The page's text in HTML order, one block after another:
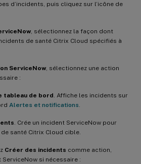
d’incidents, puis cliquez sur l’icône de
, sélectionnez la façon dont
de santé Citrix Cloud spécifiés à
ServiceNow, sélectionnez une action
:
tableau de bord. Affiche les incidents sur
Alertes et notifications.
. Crée un incident ServiceNow pour
santé Citrix Cloud cible.
Créer des incidents comme action,
ServiceNow si nécessaire :